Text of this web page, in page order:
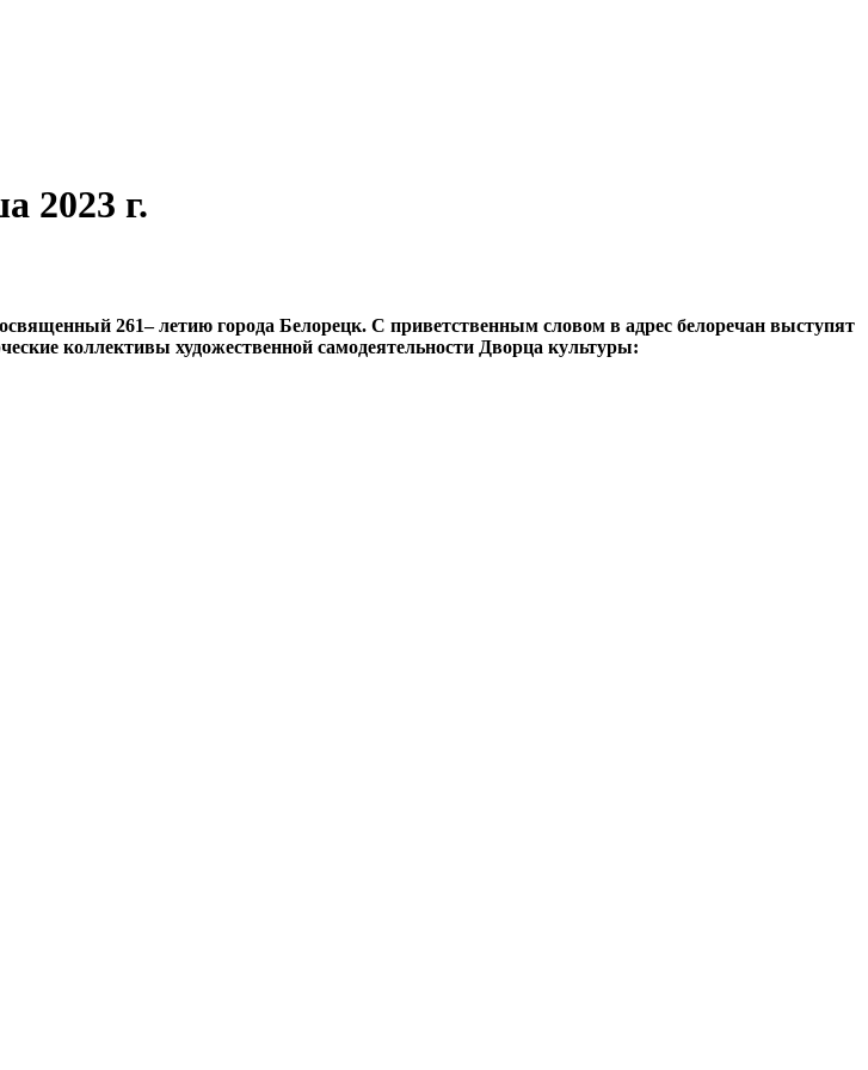
2023 г.
261– летию города Белорецк. С приветственным словом в адрес белоречан выступят
коллективы художественной самодеятельности Дворца культуры: